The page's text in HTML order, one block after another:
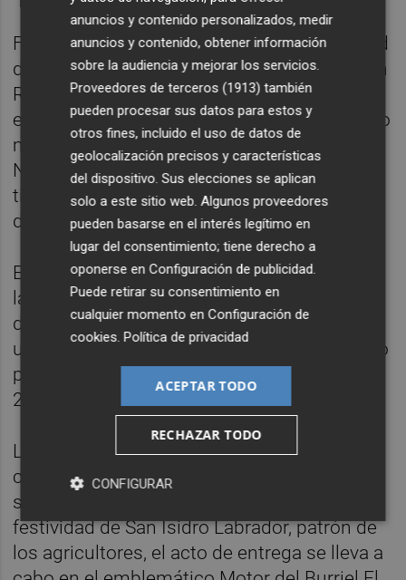
Fruto de este cálculo riguroso y la necesidad
de compensar parte de su huella, The Ocean
Race Europe ha adquirido toneladas de CO₂
equivalente capturadas en la Acequia del Oro
mediante Soluciones basadas en la
Naturaleza. Una fórmula que, al mismo
tiempo, apoya la recuperación económica
del territorio y cuida el entorno de l'Albufera.
El objetivo es contribuir de manera directa a
la viabilidad, mantenimiento y recuperación
de la Huerta Valenciana y sus agricultores;
un entorno que resultó gravemente afectado
por la riada del pasado mes de octubre de
2024.
La fecha elegida para oficializar este
compromiso no es casual. Coincidiendo
significativamente hoy, 15 de mayo, con la
festividad de San Isidro Labrador, patrón de
los agricultores, el acto de entrega se lleva a
anuncios y contenido personalizados, medir
anuncios y contenido, obtener información
sobre la audiencia y mejorar los servicios.
Proveedores de terceros (1913) también
pueden procesar sus datos para estos y
otros fines, incluido el uso de datos de
geolocalización precisos y características
del dispositivo. Sus elecciones se aplican
solo a este sitio web. Algunos proveedores
pueden basarse en el interés legítimo en
lugar del consentimiento; tiene derecho a
oponerse enConfiguración de publicidad.
Puede retirar su consentimiento en
cualquier momento enConfiguración de
cookies.Política de privacidad
ACEPTAR TODO
RECHAZAR TODO
CONFIGURAR